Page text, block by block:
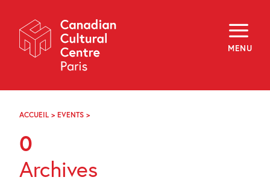
Navigation
MENU
About
Programming
Off-Site
Explore
Archives
FR
ACCUEIL > EVENTS >
0
Archives